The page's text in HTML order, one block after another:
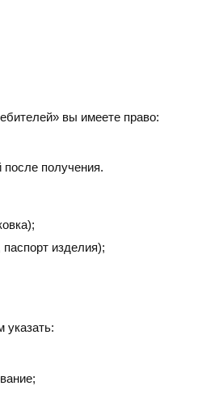
вы имеете право:
после получения.
изделия);
указать: